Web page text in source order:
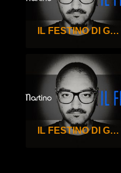
IL FESTINO DI GIGI DE MARTINO – 96°
IL FESTINO DI GIGI DE MARTINO – 95°